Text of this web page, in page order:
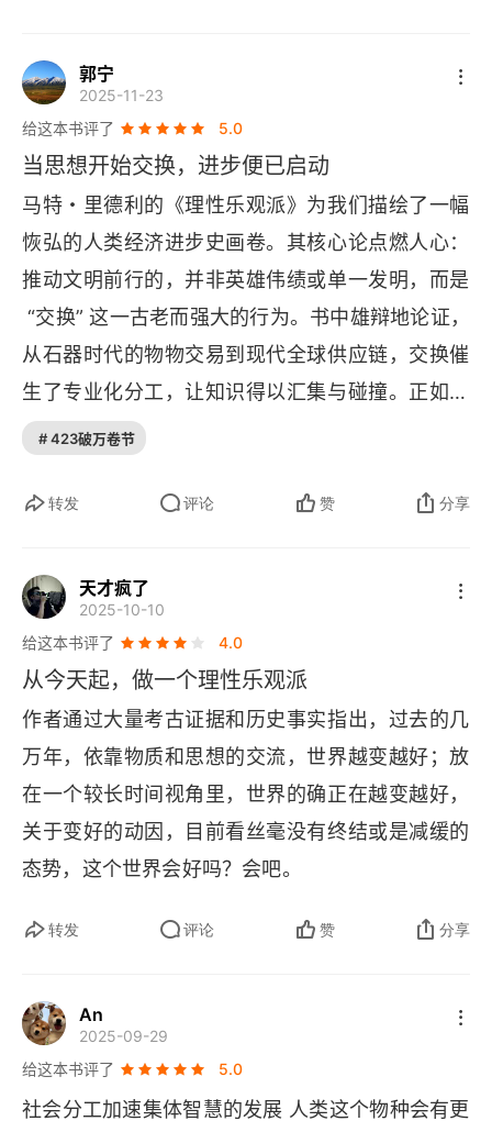
郭宁
2025-11-23
给这本书评了
5.0
当思想开始交换，进步便已启动
马特・里德利的《理性乐观派》为我们描绘了一幅
恢弘的人类经济进步史画卷。其核心论点燃人心：
推动文明前行的，并非英雄伟绩或单一发明，而是
“交换” 这一古老而强大的行为。书中雄辩地论证，
从石器时代的物物交易到现代全球供应链，交换催
生了专业化分工，让知识得以汇集与碰撞。正如那
句精妙的比喻：交换苹果，我们各得其一；交换思
四个新想法。这正是《理性乐观派》的核心洞见
一次交流都是一次乘法，而非简单的加法。这种观
念的 “交配” 与重组，如同基因的进化，在集体大脑
中不断变异、选择与积累，最终催生了技术爆炸与
生活水平的持续提升。作者以此告诉我们，人类进
步的基石是合作的秩序与思想的自由市场。保持开
放，坚持交换与贸易，就是选择了一条充满韧性与
创新的繁荣之路。在世界格局纷繁复杂、保护主义
大行其道的当代，这本出版于 2011 年的书无疑是
一剂唤醒理性、重燃信心的强心针。
# 423破万卷节
转发 评论 赞 分享
天才疯了
2025-10-10
给这本书评了
4.0
从今天起，做一个理性乐观派
作者通过大量考古证据和历史事实指出，过去的几
万年，依靠物质和思想的交流，世界越变越好；放
在一个较长时间视角里，世界的确正在越变越好，
关于变好的动因，目前看丝毫没有终结或是减缓的
态势，这个世界会好吗？会吧。
转发 评论 赞 分享
An
2025-09-29
给这本书评了
5.0
社会分工加速集体智慧的发展 人类这个物种会有更